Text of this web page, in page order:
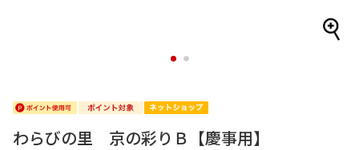
1 2
わらびの里 京の彩りＢ【慶事用】